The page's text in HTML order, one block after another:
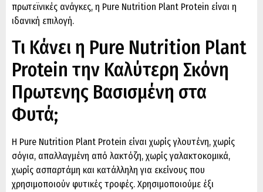
πρωτεϊνικές ανάγκες, η Pure Nutrition Plant Protein είναι η
ιδανική επιλογή.
Τι Κάνει η Pure Nutrition Plant
Protein την Καλύτερη Σκόνη
Πρωτεἴνης Βασισμένη στα
Φυτά;
Η Pure Nutrition Plant Protein είναι χωρίς γλουτένη, χωρίς
σόγια, απαλλαγμένη από λακτόζη, χωρίς γαλακτοκομικά,
χωρίς ασπαρτάμη και κατάλληλη για εκείνους που
χρησιμοποιούν φυτικές τροφές. Χρησιμοποιούμε έξι